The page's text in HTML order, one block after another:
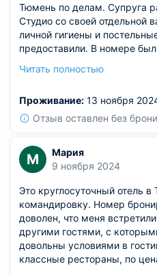
Тюмень по делам. Супруга
Студио со своей отдельной
личной гигиены и
предоставили. В номере
мобильный даже не
благодарим за уют!
Читать полностью
Проживание: 13 ноября
Отзыв оставлен без
М
Мария
9 ноября 2024
Это круглосуточный отель
командировку. Номер
доволен, что меня
другими гостями, с
довольны условиями в
классные рестораны, по